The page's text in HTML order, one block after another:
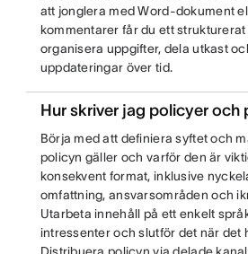
att jonglera med Word-dokument
kommentarer får du ett
organisera uppgifter, dela utkast
uppdateringar över tid.
Hur skriver jag policyer och
Börja med att definiera syftet och
policyn gäller och varför den är
konsekvent format, inklusive
omfattning, ansvarsområden och
Utarbeta innehåll på ett enkelt
intressenter och slutför det när det